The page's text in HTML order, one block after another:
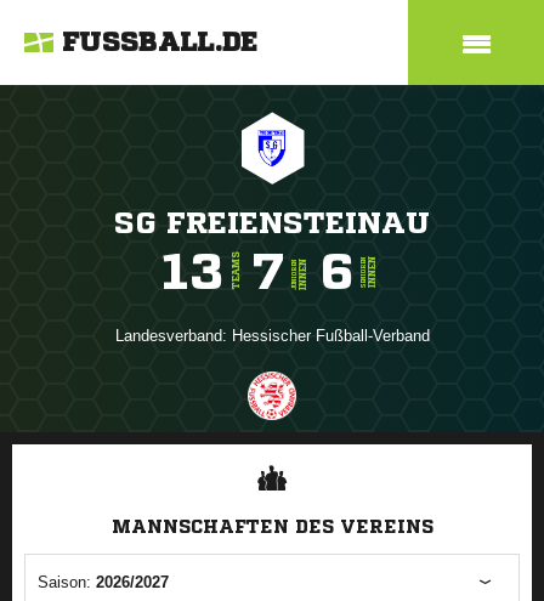
FUSSBALL.DE
SG FREIENSTEINAU
13 TEAMS 7 JUNIORENINNEN 6 SENIORENINNEN
Landesverband: Hessischer Fußball-Verband
ANZEIGE
MANNSCHAFTEN DES VEREINS
Saison: 2026/2027